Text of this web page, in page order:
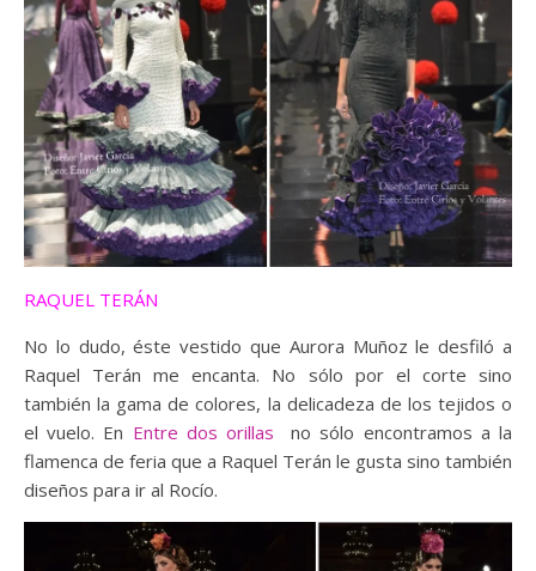
RAQUEL TERÁN
No lo dudo, éste vestido que Aurora Muñoz le desfiló a
Raquel Terán me encanta. No sólo por el corte sino
también la gama de colores, la delicadeza de los tejidos o
el vuelo. En Entre dos orillas
no sólo encontramos a la
flamenca de feria que a Raquel Terán le gusta sino también
diseños para ir al Rocío.